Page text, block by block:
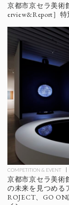
京都市京セラ美術
erview&Report］
COMPETITION & EVENT
京都市京セラ美術
の未来を見つめる
ROJECT、GO